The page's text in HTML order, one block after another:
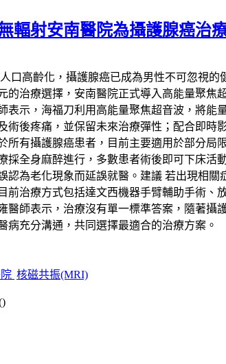
輻射安南醫院為攝護腺癌治
口高齡化，攝護腺癌已成為男性不可忽視
治療選擇，安南醫院正式導入高能量聚焦
表示，海福刀利用高能量聚焦超音波，將
術後疼痛，並保留未來治療彈性；配合即
所有攝護腺癌患者，目前主要適用於部分
採全身麻醉進行，多數患者術後即可下床
認為老化現象而延誤就醫。建議 若出現相
前治療方式包括達文西機器手臂輔助手術
醫師表示，治療沒有單一標準答案，隨著攝
病充分溝通，共同選擇最適合的治療方案。
核磁共振(MRI)
)